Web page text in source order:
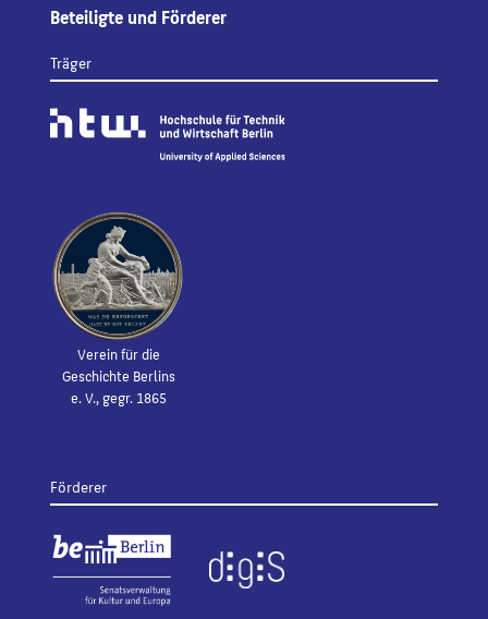
Beteiligte und Förderer
Träger
Verein für die
Geschichte Berlins
e. V., gegr. 1865
Förderer